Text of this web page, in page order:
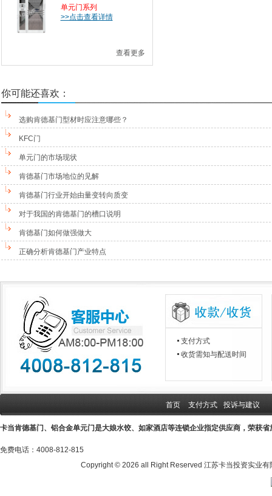
单元门系列
>>点击查看详情
查看更多
你可能还喜欢：
选购肯德基门型材时应注意哪些？
KFC门
单元门的市场现状
肯德基门市场地位的见解
肯德基门行业开始由量变转向质变
对于我国的肯德基门的槽口说明
肯德基门如何做强做大
正确分析肯德基门产业特点
支付方式
收货需知与配送时间
首页 支付方式 投诉与建议
卡当肯德基门、铝合金单元门是大娘水饺、如家酒店等连锁企业指定供应商，荣获
免费电话：4008-812-815
Copyright © 2026 all Right Reserved 江苏卡当投资实业有